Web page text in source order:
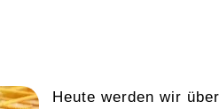
Heute werden wir